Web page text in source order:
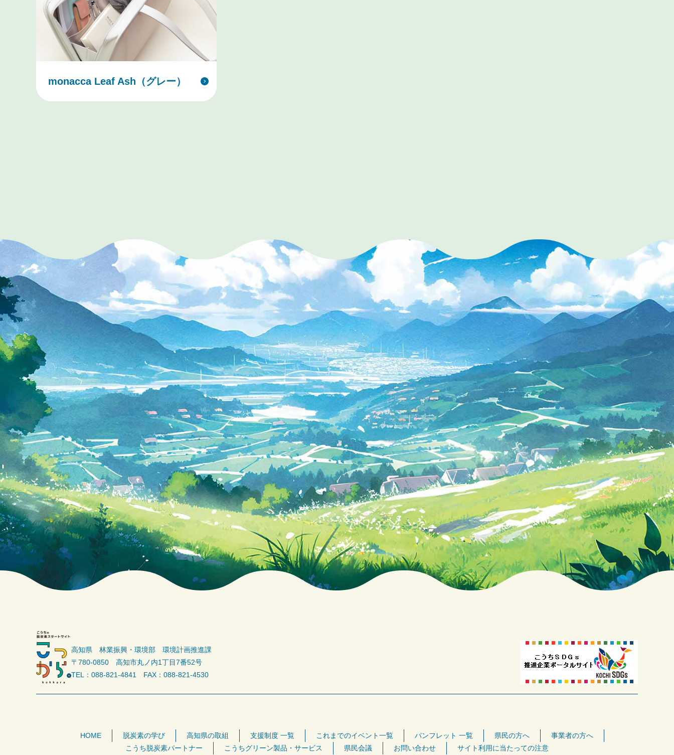
monacca Leaf Ash（グレー）
高知県 林業振興・環境部 環境計画推進課
〒780-0850 高知市丸ノ内1丁目7番52号
TEL：088-821-4841 FAX：088-821-4530
HOME 脱炭素の学び 高知県の取組 支援制度 一覧 これまでのイベント一覧 パンフレット 一覧 県民の方へ
事業者の方へ
こうち脱炭素パートナー
こうちグリーン製品・サービス 県民会議 お問い合わせ サイト利用に当たっての注意